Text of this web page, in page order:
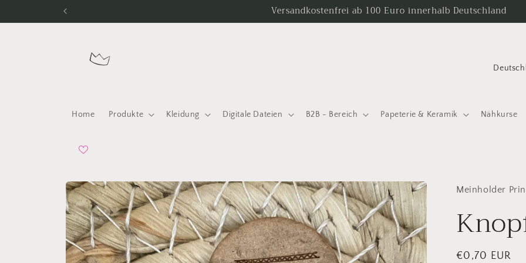
Inhalt
Versandkostenfrei ab 100 Euro innerhalb Deutschland
Home Produkte Kleidung Digitale Dateien B2B - Bereich Papeterie & Keramik Nähkurse
L
n
d
e
g
i
o
Zu
Produktinformationen
springen
Meinholder
Normaler
€0,70 EUR